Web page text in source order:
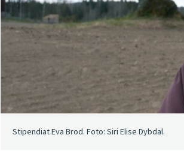
Stipendiat Eva Brod. Foto: Siri Elise Dybdal.